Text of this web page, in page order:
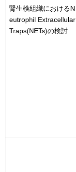
腎生検組織におけるN
eutrophil Extracellular
Traps(NETs)の検討